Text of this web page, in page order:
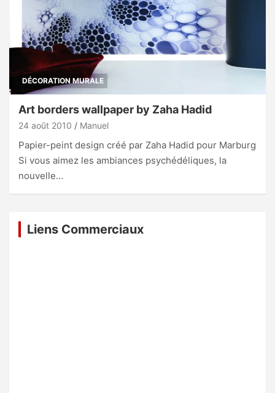
DÉCORATION MURALE
Art borders wallpaper by Zaha Hadid
24 août 2010 Manuel
Papier-peint design créé par Zaha Hadid pour Marburg
Si vous aimez les ambiances psychédéliques, la
nouvelle…
Liens Commerciaux